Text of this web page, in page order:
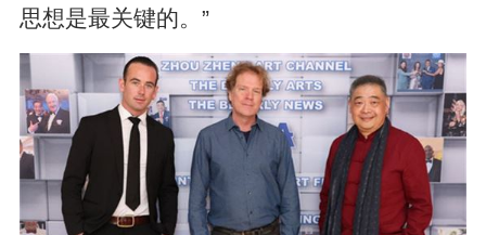
思想是最关键的。”